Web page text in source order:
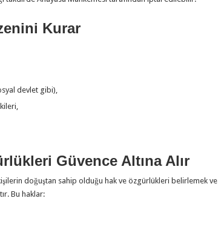
Kurar
devlet gibi),
Güvence Altına Alır
doğuştan sahip olduğu hak ve özgürlükleri belirlemek ve
Bu haklar: